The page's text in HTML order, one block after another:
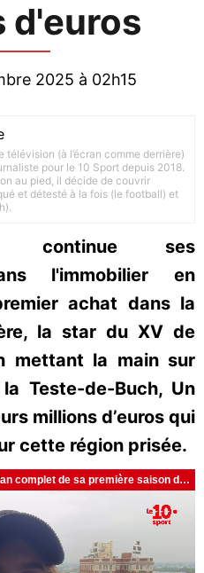
d'euros
2025 à 02h15
(à l’écran comme derrière)
pour le 10 Sport depuis 2018.
au pied, il décide de couvrir
et détesté à la fois (le football) et
continue ses
l'immobilier en
achat dans la
la star du XV de
mettant la main sur
Teste-de-Buch, Un
millions d’euros qui
cette région prisée.